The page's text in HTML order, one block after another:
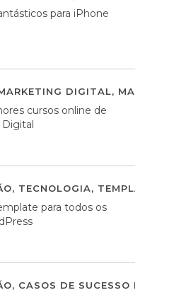
para iPhone
DIGITAL,
cursos online de
, TECNOLOGIA, TEMPLATES
para todos os
, CASOS DE SUCESSO DE